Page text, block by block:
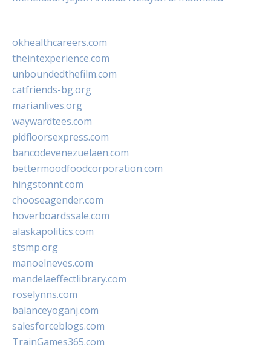
okhealthcareers.com
theintexperience.com
unboundedthefilm.com
catfriends-bg.org
marianlives.org
waywardtees.com
pidfloorsexpress.com
bancodevenezuelaen.com
bettermoodfoodcorporation.com
hingstonnt.com
chooseagender.com
hoverboardssale.com
alaskapolitics.com
stsmp.org
manoelneves.com
mandelaeffectlibrary.com
roselynns.com
balanceyoganj.com
salesforceblogs.com
TrainGames365.com